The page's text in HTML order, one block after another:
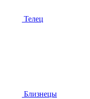
Телец
Близнецы